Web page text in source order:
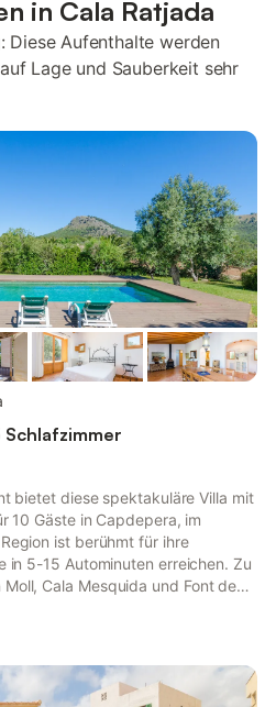
in Cala Ratjada
Diese Aufenthalte werden
Lage und Sauberkeit sehr
Schlafzimmer
bietet diese spektakuläre Villa mit
10 Gäste in Capdepera, im
ist berühmt für ihre
in 5-15 Autominuten erreichen. Zu
Cala Mesquida und Font de
Restaurants, Geschäfte und
können Sie gut speisen und einen
der Promenade genießen. In Artá